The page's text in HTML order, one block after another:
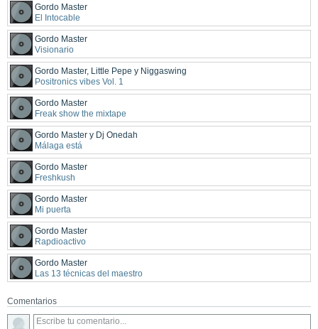
Gordo Master
El Intocable
Gordo Master
Visionario
Gordo Master, Little Pepe y Niggaswing
Positronics vibes Vol. 1
Gordo Master
Freak show the mixtape
Gordo Master y Dj Onedah
Málaga está
Gordo Master
Freshkush
Gordo Master
Mi puerta
Gordo Master
Rapdioactivo
Gordo Master
Las 13 técnicas del maestro
Comentarios